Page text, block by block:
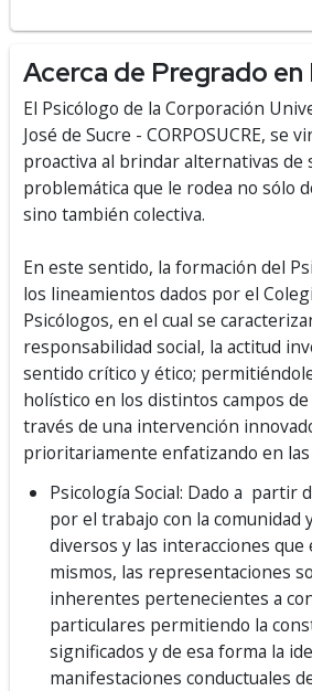
Acerca de Pregrado en
El Psicólogo de la Corporación
José de Sucre - CORPOSUCRE, se
proactiva al brindar alternativas de
problemática que le rodea no sólo
sino también colectiva.
En este sentido, la formación del
los lineamientos dados por el
Psicólogos, en el cual se
responsabilidad social, la actitud
sentido crítico y ético;
holístico en los distintos campos de
través de una intervención
prioritariamente enfatizando en
Psicología Social: Dado a partir
por el trabajo con la comunidad
diversos y las interacciones
mismos, las representaciones
inherentes pertenecientes a
particulares permitiendo la
significados y de esa forma la
manifestaciones conductuales